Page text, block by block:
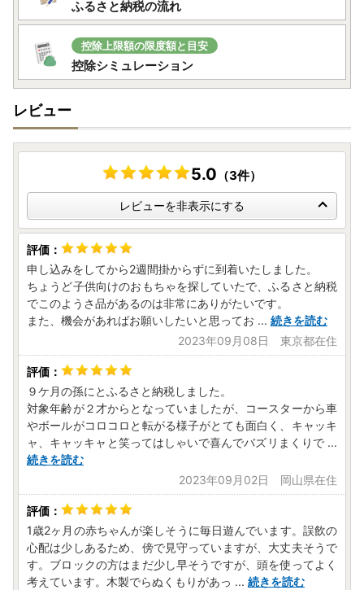
ふるさと納税の流れ
控除上限額の限度額と目安
控除シミュレーション
レビュー
5.0 （3件）
レビューを非表示にする
申し込みをしてから2週間掛からずに到着いたしました。
ちょうど子供向けのおもちゃを探していたで、ふるさと納税
でこのようさ品があるのは非常にありがたいです。
また、機会があればお願いしたいと思ってお ... 続きを読む
2023年09月08日 東京都在住
９ケ月の孫にとふるさと納税しました。
対象年齢が２才からとなっていましたが、コースターから車
やボールがコロコロと転がる様子がとても面白く、キャッキ
ャ、キャッキャと笑ってはしゃいで喜んでバズリまくりで ...
続きを読む
2023年09月02日 岡山県在住
1歳2ヶ月の赤ちゃんが楽しそうに毎日遊んでいます。誤飲の
心配は少しあるため、傍で見守っていますが、大丈夫そうで
す。ブロックの方はまだ少し早そうですが、頭を使ってよく
考えています。木製でらぬくもりがあっ ... 続きを読む